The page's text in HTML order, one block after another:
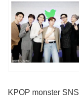
KPOP monster